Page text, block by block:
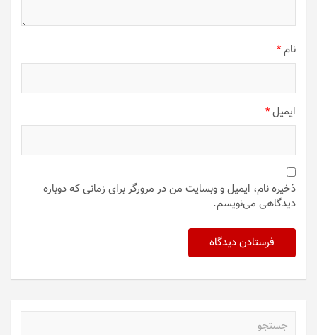
نام*
ایمیل*
ذخیره نام، ایمیل و وبسایت من در مرورگر برای زمانی که دوباره
دیدگاهی می‌نویسم.